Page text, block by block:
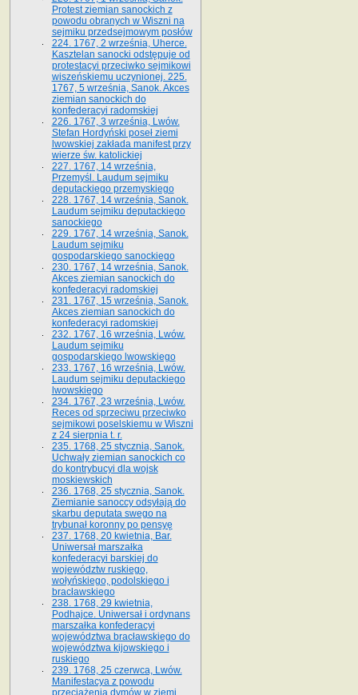
Protest ziemian sanockich z
powodu obranych w Wiszni na
sejmiku przedsejmo­wym posłów
224. 1767, 2 września, Uherce.
Kasztelan sanocki odstępuje od
protestacyi przeciwko sejmikowi
wiszeńskiemu uczynionej. 225.
1767, 5 września, Sanok. Akces
ziemian sanockich do
konfederacyi radomskiej
226. 1767, 3 września, Lwów.
Stefan Hordyński poseł ziemi
lwowskiej zakłada manifest przy
wierze św. ka­tolickiej
227. 1767, 14 września,
Przemyśl. Laudum sejmiku
deputackiego przemyskiego
228. 1767, 14 września, Sanok.
Laudum sejmiku deputackiego
sanockiego
229. 1767, 14 września, Sanok.
Laudum sejmiku
gospodarskiego sanockiego
230. 1767, 14 września, Sanok.
Akces ziemian sanockich do
konfederacyi radomskiej
231. 1767, 15 września, Sanok.
Akces ziemian sanockich do
konfederacyi radomskiej
232. 1767, 16 września, Lwów.
Laudum sejmiku
gospodarskiego lwowskiego
233. 1767, 16 września, Lwów.
Laudum sejmiku deputackiego
lwowskiego
234. 1767, 23 września, Lwów.
Reces od sprzeciwu przeciwko
sejmikowi poselskiemu w Wiszni
z 24 sierpnia t. r.
235. 1768, 25 stycznia, Sanok.
Uchwały ziemian sanockich co
do kontrybucyi dla wojsk
moskiewskich
236. 1768, 25 stycznia, Sanok.
Ziemianie sanoccy odsyłają do
skarbu deputata swego na
trybunał koronny po pensyę
237. 1768, 20 kwietnia, Bar.
Uniwersał marszałka
konfederacyi barskiej do
województw ruskiego,
wołyńskiego, podolskiego i
bracławskiego
238. 1768, 29 kwietnia,
Podhajce. Uniwersał i ordynans
marszałka konfederacyi
województwa bracławskiego do
wo­jewództwa kijowskiego i
ruskiego
239. 1768, 25 czerwca, Lwów.
Manifestacya z powodu
przeciążenia dymów w ziemi